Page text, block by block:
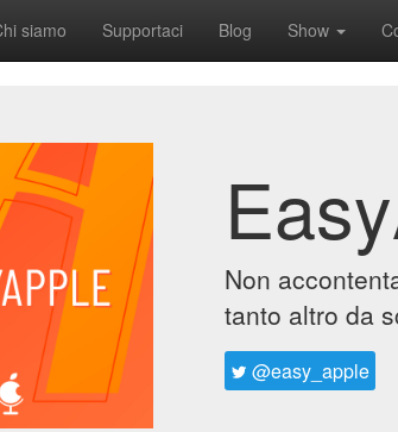
siamo Supportaci Blog Show
Non
tanto altro da
@easy_apple